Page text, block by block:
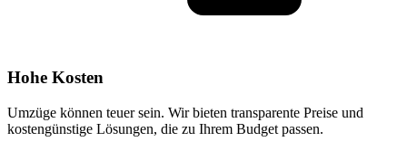
Hohe Kosten
Umzüge können teuer sein. Wir bieten transparente Preise und
kostengünstige Lösungen, die zu Ihrem Budget passen.